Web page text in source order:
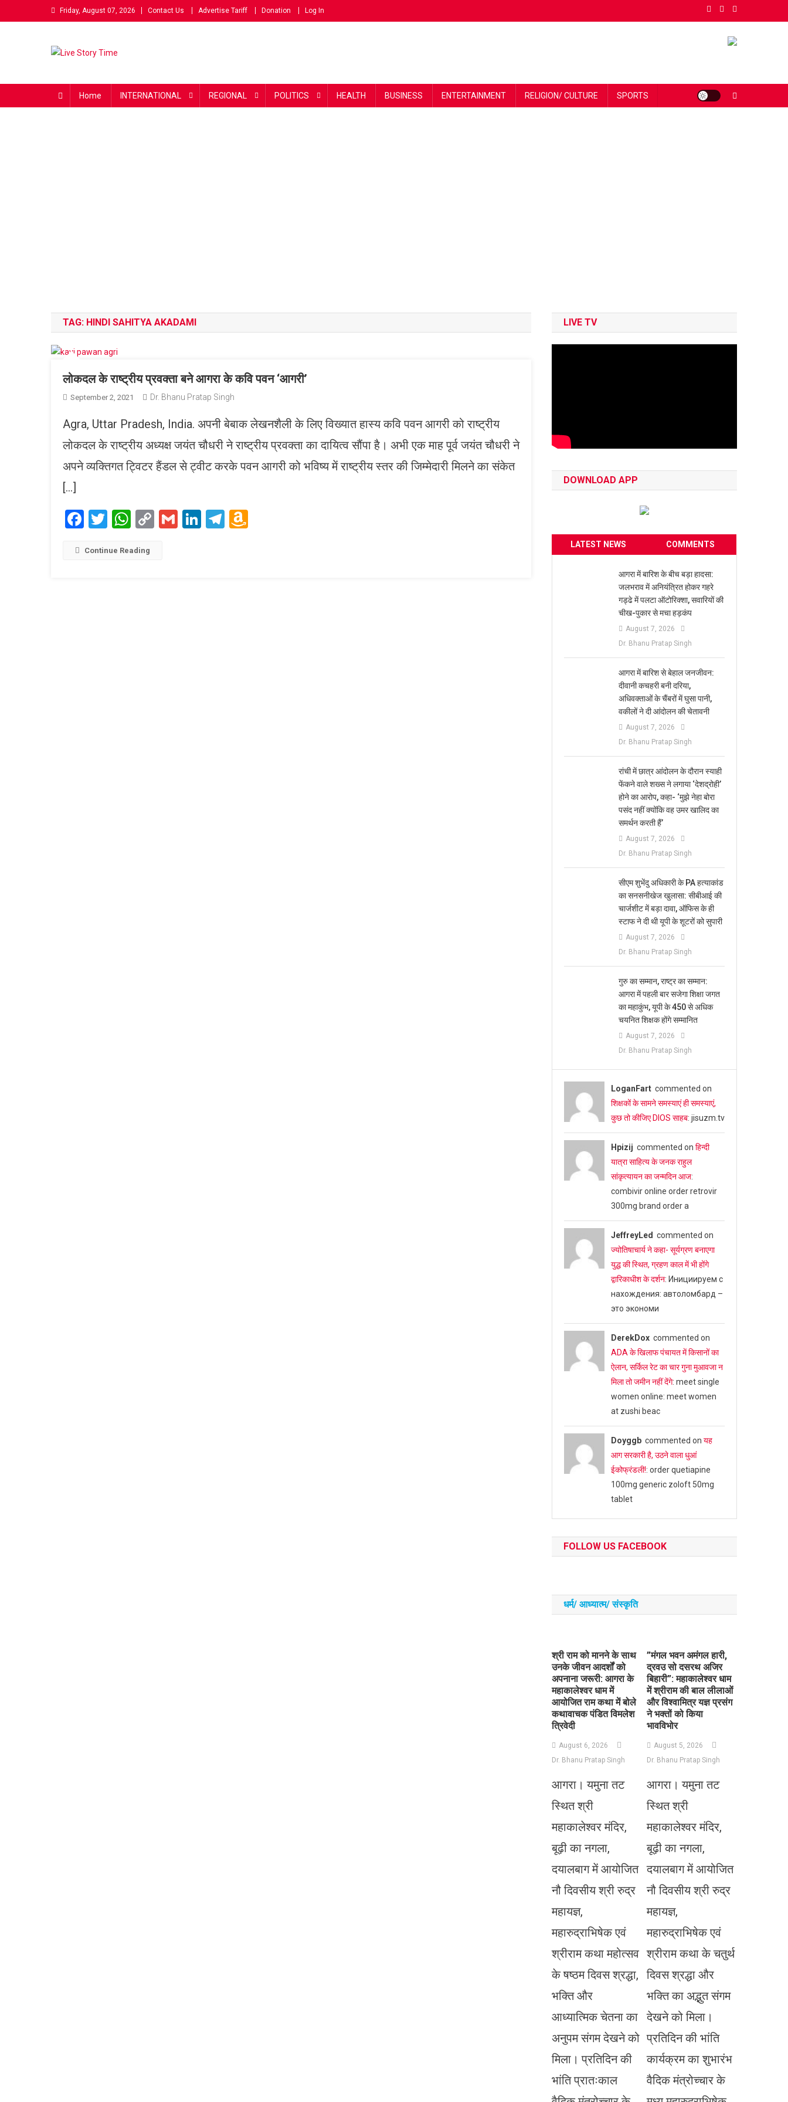
to
Friday, August 07, 2026 Contact Us Advertise Tariff Donation Log In
Home INTERNATIONAL REGIONAL POLITICS HEALTH BUSINESS ENTERTAINMENT RELIGION/ CULTURE SPORTS
TAG: HINDI SAHITYA AKADAMI
लोकदल के राष्ट्रीय प्रवक्ता बने आगरा के कवि पवन ‘आगरी’
September 2, 2021 Dr. Bhanu Pratap Singh
Agra, Uttar Pradesh, India. अपनी बेबाक लेखनशैली के लिए विख्यात हास्य कवि पवन आगरी को राष्ट्रीय
लोकदल के राष्ट्रीय अध्यक्ष जयंत चौधरी ने राष्ट्रीय प्रवक्ता का दायित्व सौंपा है। अभी एक माह पूर्व जयंत चौधरी ने
अपने व्यक्तिगत ट्विटर हैंडल से ट्वीट करके पवन आगरी को भविष्य में राष्ट्रीय स्तर की जिम्मेदारी मिलने का संकेत
[…]
Facebook
Twitter
WhatsApp
CopyGmailLinkedIn
Telegram
Continue Reading
LIVE TV
DOWNLOAD APP
LATEST NEWS COMMENTS
आगरा में बारिश के बीच बड़ा हादसा:
जलभराव में अनियंत्रित होकर गहरे
गड्ढे में पलटा ऑटोरिक्शा, सवारियों की
चीख-पुकार से मचा हड़कंप
August 7, 2026
Dr. Bhanu Pratap Singh
आगरा में बारिश से बेहाल जनजीवन:
दीवानी कचहरी बनी दरिया,
अधिवक्ताओं के चैंबरों में घुसा पानी,
वकीलों ने दी आंदोलन की चेतावनी
August 7, 2026
Dr. Bhanu Pratap Singh
रांची में छात्र आंदोलन के दौरान स्याही
फेंकने वाले शख्स ने लगाया ‘देशद्रोही’
होने का आरोप, कहा- ‘मुझे नेहा बोरा
पसंद नहीं क्योंकि वह उमर खालिद का
समर्थन करती हैं’
August 7, 2026
Dr. Bhanu Pratap Singh
सीएम शुभेंदु अधिकारी के PA हत्याकांड
का सनसनीखेज खुलासा: सीबीआई की
चार्जशीट में बड़ा दावा, ऑफिस के ही
स्टाफ ने दी थी यूपी के शूटरों को सुपारी
August 7, 2026
Dr. Bhanu Pratap Singh
​गुरु का सम्मान, राष्ट्र का सम्मान:
आगरा में पहली बार सजेगा शिक्षा जगत
का महाकुंभ, यूपी के 450 से अधिक
चयनित शिक्षक होंगे सम्मानित
August 7, 2026
Dr. Bhanu Pratap Singh
LoganFartcommented on
शिक्षकों के सामने समस्याएं ही समस्याएं,
कुछ तो कीजिए DIOS साहब: jisuzm.tv
Hpizij commented on हिन्दी
यात्रा साहित्य के जनक राहुल
सांकृत्यायन का जन्‍मदिन आज:
combivir online order retrovir
300mg brand order a
JeffreyLed commented on
ज्योतिषाचार्य ने कहा- सूर्यग्रण बनाएगा
युद्ध की स्थित, ग्रहण काल में भी होंगे
द्वारिकाधीश के दर्शन: Инициируем с
нахождения: автоломбард –
это экономи
DerekDoxcommented on
ADA के खिलाफ पंचायत में किसानों का
ऐलान, सर्किल रेट का चार गुना मुआवजा न
मिला तो जमीन नहीं देंगे: meet single
women online: meet women
at zushi beac
Doyggbcommented on यह
आग सरकारी है, उठने वाला धुआं
ईकोफ्रंडली!: order quetiapine
100mg generic zoloft 50mg
tablet
FOLLOW US FACEBOOK
धर्म/ आध्‍यात्‍म/ संस्‍कृति
​श्री राम को मानने के साथ
उनके जीवन आदर्शों को
अपनाना जरूरी: आगरा के
महाकालेश्वर धाम में
आयोजित राम कथा में बोले
कथावाचक पंडित विमलेश
त्रिवेदी
August 6, 2026
Dr. Bhanu Pratap Singh
आगरा। यमुना तट
स्थित श्री
महाकालेश्वर मंदिर,
बूढ़ी का नगला,
दयालबाग में आयोजित
नौ दिवसीय श्री रुद्र
महायज्ञ,
महारुद्राभिषेक एवं
श्रीराम कथा महोत्सव
के षष्ठम दिवस श्रद्धा,
भक्ति और
आध्यात्मिक चेतना का
अनुपम संगम देखने को
मिला। प्रतिदिन की
भांति प्रातःकाल
​”मंगल भवन अमंगल हारी,
द्रवउ सो दसरथ अजिर
बिहारी”: महाकालेश्वर धाम
में श्रीराम की बाल लीलाओं
और विश्वामित्र यज्ञ प्रसंग
ने भक्तों को किया
भावविभोर
August 5, 2026
Dr. Bhanu Pratap Singh
आगरा। यमुना तट
स्थित श्री
महाकालेश्वर मंदिर,
बूढ़ी का नगला,
दयालबाग में आयोजित
नौ दिवसीय श्री रुद्र
महायज्ञ,
महारुद्राभिषेक एवं
श्रीराम कथा के चतुर्थ
दिवस श्रद्धा और
भक्ति का अद्भुत संगम
देखने को मिला।
प्रतिदिन की भांति
कार्यक्रम का शुभारंभ
वैदिक मंत्रोच्चार के